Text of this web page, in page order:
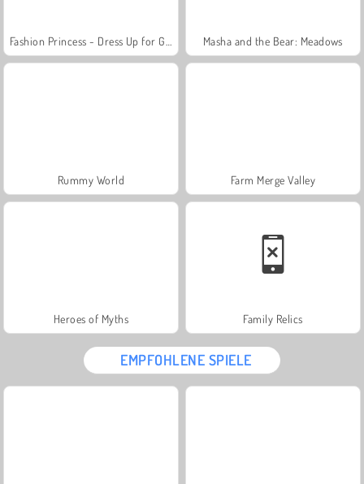
Masha and the Bear: Meadows
Rummy World Farm Merge Valley
Heroes of Myths Family Relics
EMPFOHLENE SPIELE